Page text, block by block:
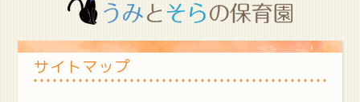
サイトマップ